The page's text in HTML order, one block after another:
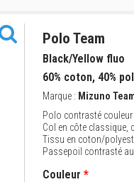
Polo Team
Black/Yellow fluo
60% coton, 40%
Marque : Mizuno
Polo contrasté couleur
Col en côte classique,
Tissu en coton/
Passepoil contrasté
Couleur *